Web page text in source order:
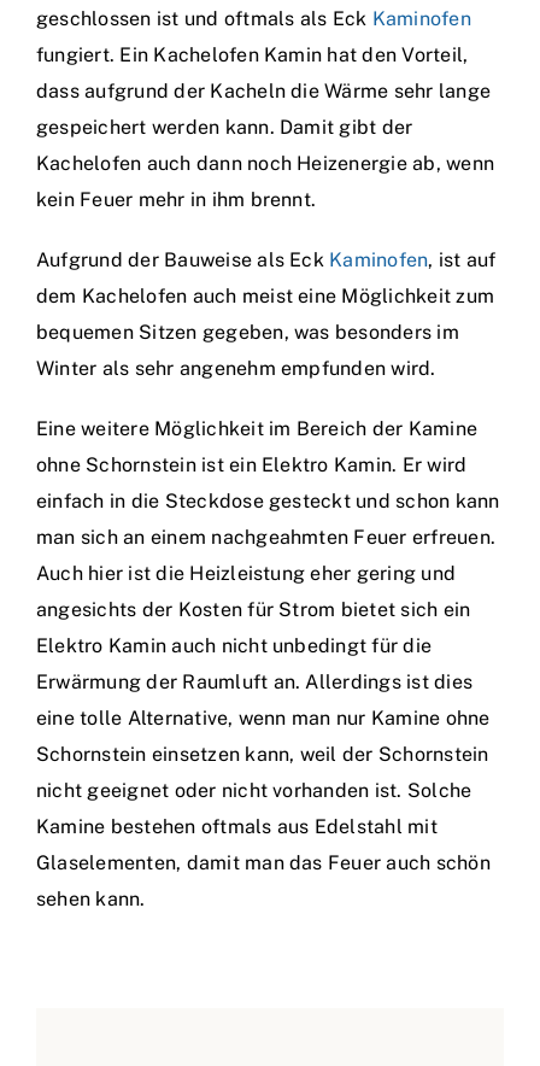
geschlossen ist und oftmals als Eck Kaminofen
fungiert. Ein Kachelofen Kamin hat den Vorteil,
dass aufgrund der Kacheln die Wärme sehr lange
gespeichert werden kann. Damit gibt der
Kachelofen auch dann noch Heizenergie ab, wenn
kein Feuer mehr in ihm brennt.
Aufgrund der Bauweise als Eck Kaminofen, ist auf
dem Kachelofen auch meist eine Möglichkeit zum
bequemen Sitzen gegeben, was besonders im
Winter als sehr angenehm empfunden wird.
Eine weitere Möglichkeit im Bereich der Kamine
ohne Schornstein ist ein Elektro Kamin. Er wird
einfach in die Steckdose gesteckt und schon kann
man sich an einem nachgeahmten Feuer erfreuen.
Auch hier ist die Heizleistung eher gering und
angesichts der Kosten für Strom bietet sich ein
Elektro Kamin auch nicht unbedingt für die
Erwärmung der Raumluft an. Allerdings ist dies
eine tolle Alternative, wenn man nur Kamine ohne
Schornstein einsetzen kann, weil der Schornstein
nicht geeignet oder nicht vorhanden ist. Solche
Kamine bestehen oftmals aus Edelstahl mit
Glaselementen, damit man das Feuer auch schön
sehen kann.